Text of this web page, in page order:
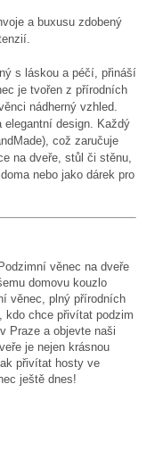
a buxusu zdobený
s láskou a péčí, přináší
je tvořen z přírodních
nádherný vzhled.
design. Každý
což zaručuje
na dveře, stůl či stěnu,
nebo jako dárek pro
věnec na dveře
domovu kouzlo
věnec, plný přírodních
kdo chce přivítat podzim
Praze a objevte naši
je nejen krásnou
přivítat hosty ve
ještě dnes!